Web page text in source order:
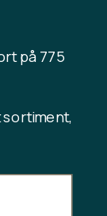
på 775
sortiment,